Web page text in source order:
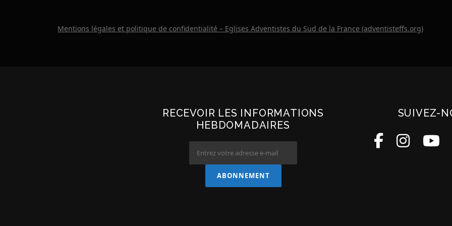
Mentions légales et politique de confidentialité – Eglises Adventistes du Sud de la France (adventisteffs.org)
RECEVOIR LES INFORMATIONS
HEBDOMADAIRES
SUIVEZ-